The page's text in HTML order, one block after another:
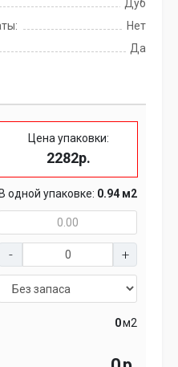
Дуб
Нет
Да
Цена упаковки:
2282р.
В одной упаковке: 0.94 м2
м2